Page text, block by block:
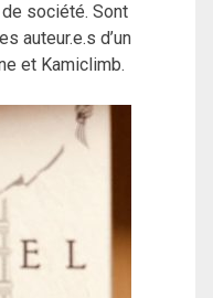
société. Sont
auteur.e.s d’un
et Kamiclimb.